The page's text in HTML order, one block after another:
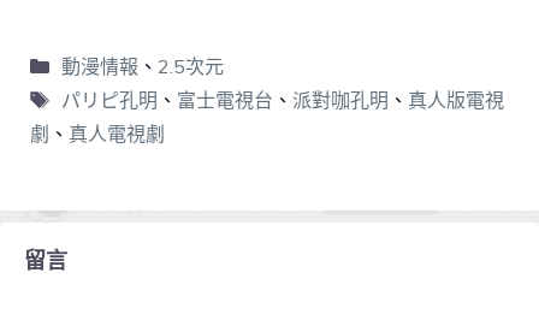
動漫情報 、 2.5次元
パリピ孔明 、 富士電視台 、 派對咖孔明 、 真人版電視
劇 、 真人電視劇
留言